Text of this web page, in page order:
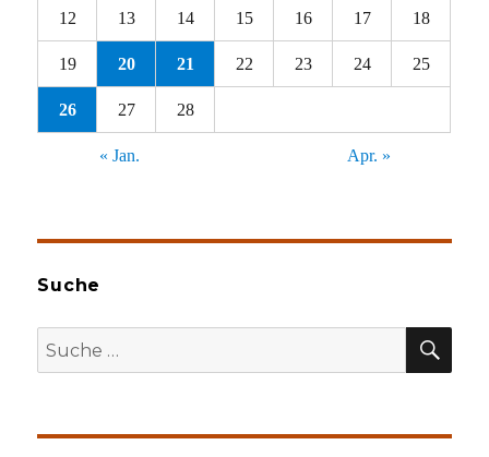
12 13 14 15 16 17 18
19 20 21 22 23 24 25
26 27 28
« Jan. Apr. »
Suche
Suche
nach: